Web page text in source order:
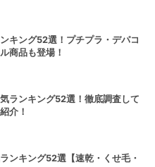
キング52選！プチプラ・デパコ
商品も登場！
ランキング52選！徹底調査して
介！
ンキング52選【速乾・くせ毛・